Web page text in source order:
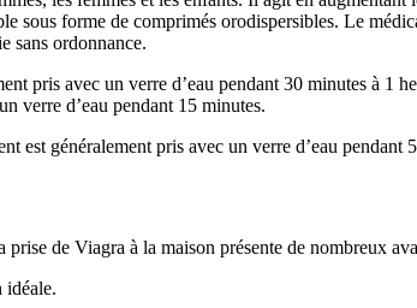
sous forme de comprimés orodispersibles. Le
sans ordonnance.
pris avec un verre d’eau pendant 30 minutes à 1
verre d’eau pendant 15 minutes.
est généralement pris avec un verre d’eau pendant
de Viagra à la maison présente de nombreux
idéale.